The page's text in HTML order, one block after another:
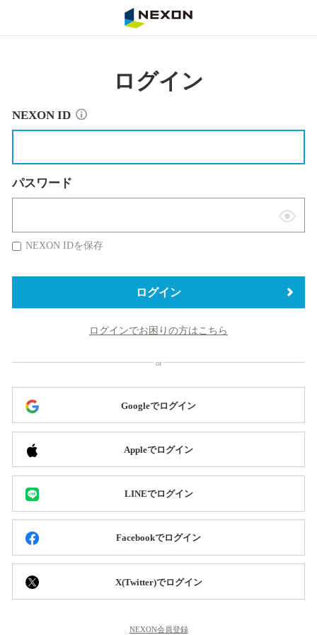
ログイン
NEXON ID
パスワード
表
替
NEXON IDを保存
ログイン
ログインでお困りの方はこちら
Googleでログイン
Appleでログイン
LINEでログイン
Facebookでログイン
X(Twitter)でログイン
NEXON会員登録